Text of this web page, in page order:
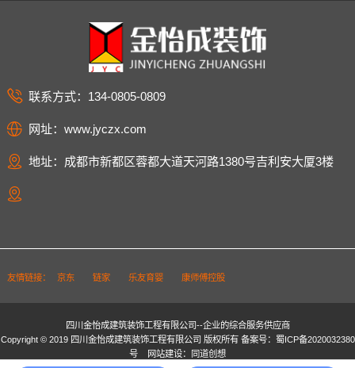
联系方式：134-0805-0809
网址：www.jyczx.com
地址：成都市新都区蓉都大道天河路1380号吉利安大厦3楼
友情链接： 京东 链家 乐友育婴 康师傅控股
四川金怡成建筑装饰工程有限公司--企业的综合服务供应商
Copyright © 2019 四川金怡成建筑装饰工程有限公司 版权所有 备案号： 蜀ICP备2020032380
号
网站建设：同道创想